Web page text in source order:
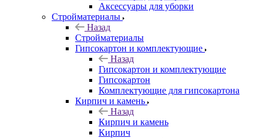
Аксессуары для уборки
Стройматериалы
Назад
Стройматериалы
Гипсокартон и комплектующие
Назад
Гипсокартон и комплектующие
Гипсокартон
Комплектующие для гипсокартона
Кирпич и камень
Назад
Кирпич и камень
Кирпич